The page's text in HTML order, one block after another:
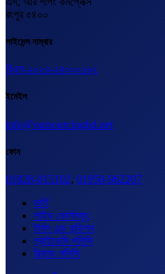
রংপুর ৫৪০০
লাইসেন্স নাম্বার
বিএল-২০২৩-২৪০০০১৬২
ইমেইল
info@outsourcingbd.net
ফোন
01828-015102, 01950-962207
ভর্তি
লাইভ কোর্সসমূহ
টার্মস এন্ড কন্ডিশন
প্রাইভেসি পলিসি
রিফান্ড পলিসি